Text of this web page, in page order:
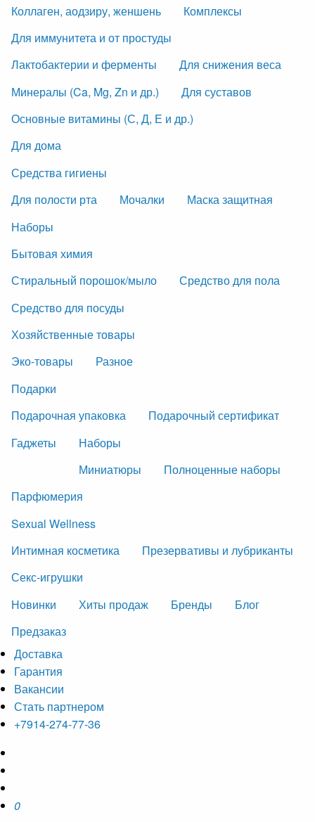
Коллаген, аодзиру, женшень
Комплексы
Для иммунитета и от простуды
Лактобактерии и ферменты
Для снижения веса
Минералы (Ca, Mg, Zn и др.)
Для суставов
Основные витамины (С, Д, Е и др.)
Для дома
Средства гигиены
Для полости рта
Мочалки
Маска защитная
Наборы
Бытовая химия
Стиральный порошок/мыло
Средство для пола
Средство для посуды
Хозяйственные товары
Эко-товары
Разное
Подарки
Подарочная упаковка
Подарочный сертификат
Гаджеты
Наборы
Миниатюры
Полноценные наборы
Парфюмерия
Sexual Wellness
Интимная косметика
Презервативы и лубриканты
Секс-игрушки
Новинки
Хиты продаж Бренды
Блог
Предзаказ
Доставка
Гарантия
Вакансии
Стать партнером
+7914-274-77-36
0